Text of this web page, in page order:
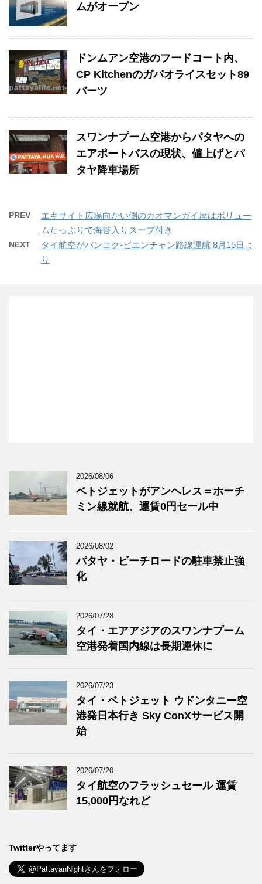
ムがオープン
ドンムアン空港のフードコート内、
CP Kitchenのガパオライスセット89
バーツ
スワンナプーム空港からパタヤへの
エアポートバスの現状、値上げとパ
タヤ降車場所
PREV
エキサイト広場向かい側のカオマンガイ屋はボリュー
ムたっぷりで海苔入りスープ付き
NEXT
タイ航空がバンコク-ビエンチャン路線運航 8月15日よ
り
2026/08/06
ベトジェットがアンヘレス＝ホーチ
ミン線就航、運賃0円セール中
2026/08/02
パタヤ・ビーチロードの駐車禁止強
化
2026/07/28
タイ・エアアジアのスワンナプーム
空港発着国内線は長期運休に
2026/07/23
タイ・ベトジェット ウドンタニー空
港発日本行き Sky ConXサービス開
始
2026/07/20
タイ航空のフラッシュセール 運賃
15,000円なれど
Twitterやってます